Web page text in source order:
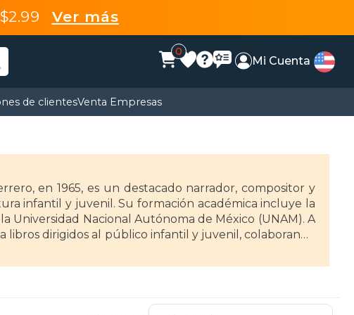
Ver más
0
Mi Cuenta
de clientesVenta Empresas
en 1965, es un destacado narrador, compositor y
infantil y juvenil. Su formación académica incluye la
Universidad Nacional Autónoma de México (UNAM). A
dirigidos al público infantil y juvenil, colaborando
Estados Unidos.
de los monstruos de Juan 'Mostro' niño" (2021),
Además, en 2020, recibió el Premio Bellas Artes de
a la literatura infantil. Su trabajo se caracteriza por